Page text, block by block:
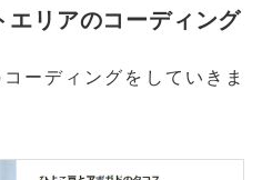
リアのコーディング
ーディングをしていきま